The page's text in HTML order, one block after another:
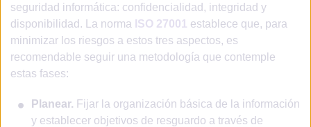
seguridad informática: confidencialidad, integridad y
disponibilidad. La norma ISO 27001
establece que, para
minimizar los riesgos a estos tres aspectos, es
recomendable seguir una metodología que contemple
estas fases:
Planear. Fijar la organización básica de la información
y establecer objetivos de resguardo a través de